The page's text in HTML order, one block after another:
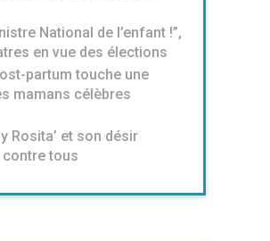
National de l’enfant !”,
en vue des élections
partum touche une
mamans célèbres
Rosita’ et son désir
contre tous